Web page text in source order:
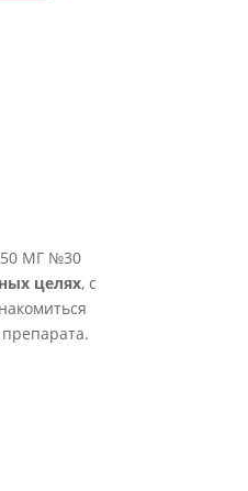
МГ №30
целях, с
препарата.